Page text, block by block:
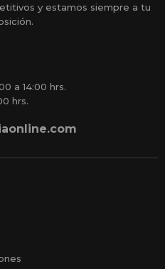
y estamos siempre a tu
a 14:00 hrs.
hrs.